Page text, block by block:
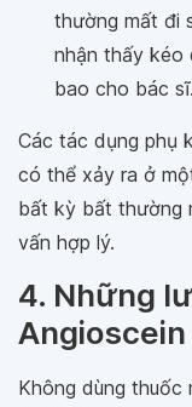
thường mất đi
nhận thấy kéo
bao cho bác sĩ.
Các tác dụng phụ
có thể xảy ra ở
bất kỳ bất thường
vấn hợp lý.
4. Những
Angioscein
Không dùng